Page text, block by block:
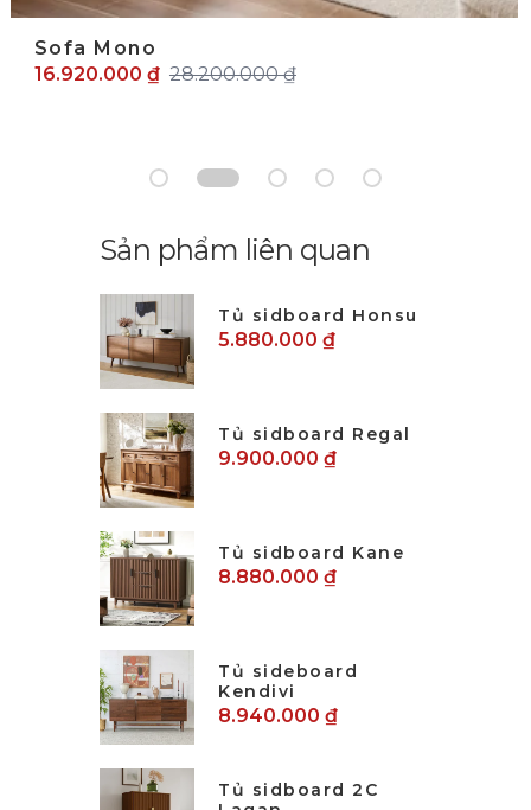
Sofa Mono
16.920.000 ₫ 28.200.000 ₫
Sản phẩm liên quan
Tủ sidboard Honsu
5.880.000 ₫
Tủ sidboard Regal
9.900.000 ₫
Tủ sidboard Kane
8.880.000 ₫
Tủ sideboard
Kendivi
8.940.000 ₫
Tủ sidboard 2C